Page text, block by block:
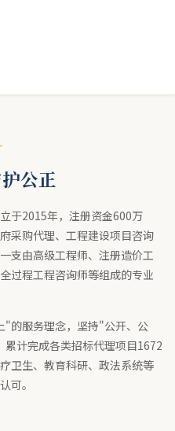
公正
于2015年，注册资金600万
采购代理、工程建设项目咨询
支由高级工程师、注册造价工
过程工程咨询师等组成的专业
"的服务理念，坚持"公开、公
计完成各类招标代理项目1672
卫生、教育科研、政法系统等
可。